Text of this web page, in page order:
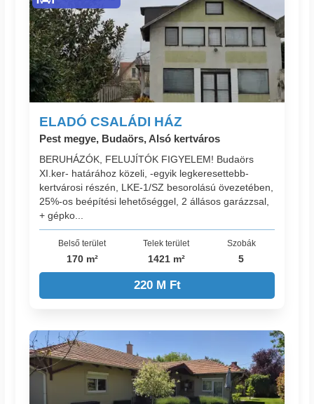
ELADÓ CSALÁDI HÁZ
Pest megye, Budaörs, Alsó kertváros
BERUHÁZÓK, FELUJÍTÓK FIGYELEM! Budaörs
XI.ker- határához közeli, -egyik legkeresettebb-
kertvárosi részén, LKE-1/SZ besorolású övezetében,
25%-os beépítési lehetőséggel, 2 állásos garázzsal,
+ gépko...
Belső terület
170 m²
Telek terület
1421 m²
Szobák
5
220 M Ft